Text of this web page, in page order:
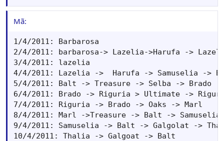
Mã:
1/4/2011: Barbarosa
2/4/2011: barbarosa-> Lazelia->Harufa ->
3/4/2011: lazelia
4/4/2011: Lazelia ->  Harufa -> Samuselia ->
5/4/2011: Balt -> Treasure -> Selba -> Brado
6/4/2011: Brado -> Riguria > Ultimate ->
7/4/2011: Riguria -> Brado -> Oaks -> Marl
8/4/2011: Marl ->Treasure -> Balt -> Samuselia
9/4/2011: Samuselia -> Balt -> Galgolat ->
10/4/2011: Thalia -> Galgoat -> Balt